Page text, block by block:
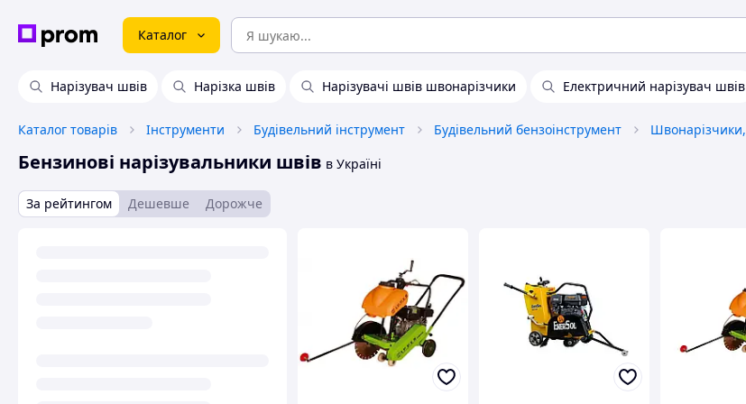
Каталог
Нарізувач швів Нарізка швів Нарізувачі швів швонарізчики Електричний нарізувач швів
Каталог товарів Інструменти Будівельний інструмент Будівельний бензоінструмент
Бензинові нарізувальники швів в Україні
За рейтингом Дешевше Дорожче